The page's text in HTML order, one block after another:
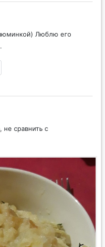
Люблю его
не сравнить с